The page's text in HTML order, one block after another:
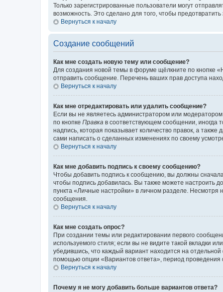
Только зарегистрированные пользователи могут
возможность. Это сделано для того, чтобы
Вернуться к началу
Создание сообщений
Как мне создать новую тему или сообщение?
Для создания новой темы в форуме щёлкните по кнопке
отправить сообщение. Перечень ваших прав доступа
Вернуться к началу
Как мне отредактировать или удалить сообщение?
Если вы не являетесь администратором или
по кнопке Правка в соответствующем сообщении, иногда
надпись, которая показывает количество правок, а
сами написать о сделанных изменениях по своему
Вернуться к началу
Как мне добавить подпись к своему сообщению?
Чтобы добавить подпись к сообщению, вы должны
чтобы подпись добавилась. Вы также можете настроить
пункта «Личные настройки» в личном разделе.
сообщения.
Вернуться к началу
Как мне создать опрос?
При создании темы или редактировании первого
используемого стиля; если вы не видите такой вкладки
убедившись, что каждый вариант находится на отдельной
помощью опции «Вариантов ответа», период проведения
Вернуться к началу
Почему я не могу добавить больше вариантов ответа?